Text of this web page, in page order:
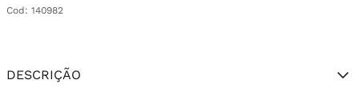
Cod : 140982
DESCRIÇÃO